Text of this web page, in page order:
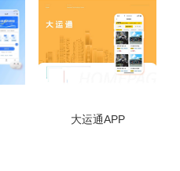
大运通APP